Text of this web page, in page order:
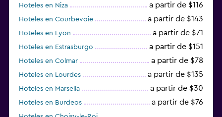
Hoteles en Niza a partir de $116
Hoteles en Courbevoie a partir de $143
Hoteles en Lyon a partir de $71
Hoteles en Estrasburgo a partir de $151
Hoteles en Colmar a partir de $78
Hoteles en Lourdes a partir de $135
Hoteles en Marsella a partir de $30
Hoteles en Burdeos a partir de $76